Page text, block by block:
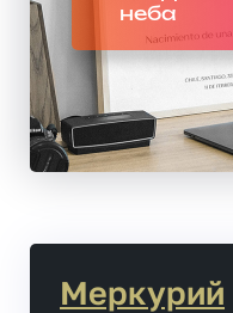
неба
Меркурий